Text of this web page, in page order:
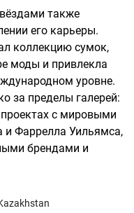
также
его карьеры.
коллекцию сумок,
моды и привлекла
уровне.
за пределы галерей:
с мировыми
и Фаррелла Уильямса,
брендами и